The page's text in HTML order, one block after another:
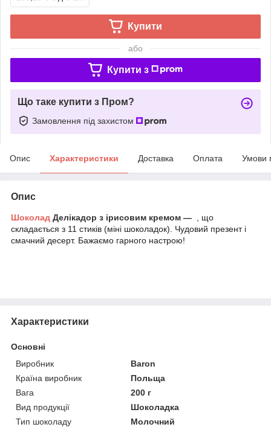
Купити
або
Купити з
Що таке купити з Пром?
Замовлення під захистом
Опис Характеристики Доставка Оплата Умови
Опис
Шоколад Делікадор з ірисовим кремом —
, що
складається з 11 стиків (міні шоколадок). Чудовий презент і
смачний десерт. Бажаємо гарного настрою!
Характеристики
Основні
Виробник
Baron
Країна виробник
Польща
Вага
200 г
Вид продукції
Шоколадка
Тип шоколаду
Молочний